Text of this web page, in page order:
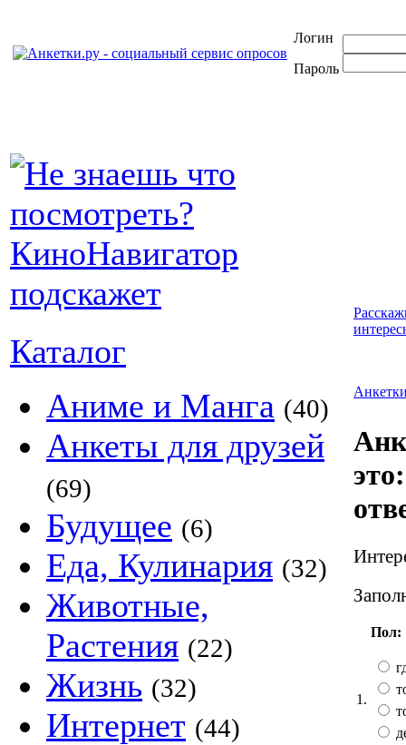
Логин
Пароль
Каталог
Аниме и Манга (40)
Анкеты для друзей
(69)
Будущее (6)
Еда, Кулинария (32)
Животные,
Растения (22)
Жизнь (32)
Интернет (44)
1.
Пол: